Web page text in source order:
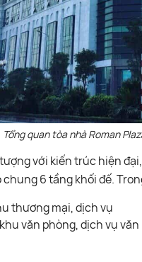
Tổng quan tòa nhà Roman
với kiến trúc hiện
6 tầng khối đế.
thương mại, dịch vụ
văn phòng, dịch vụ